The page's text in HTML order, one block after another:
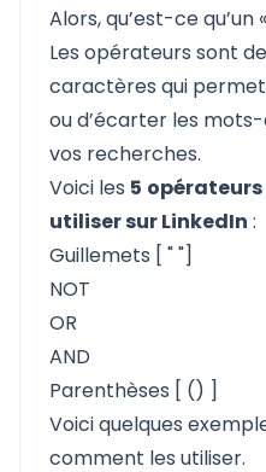
Alors, qu’est-ce qu’un
Les opérateurs sont
caractères qui
ou d’écarter les
vos recherches.
Voici les 5 opérateurs
utiliser sur LinkedIn :
Guillemets [ " "]
NOT
OR
AND
Parenthèses [ () ]
Voici quelques
comment les utiliser.